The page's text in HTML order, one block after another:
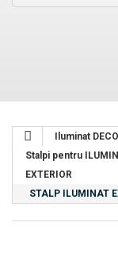
Iluminat
Stalpi pentru
EXTERIOR
STALP ILUMINAT